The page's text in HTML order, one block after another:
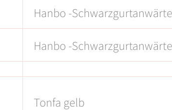
Hanbo -
Hanbo -
Tonfa gelb